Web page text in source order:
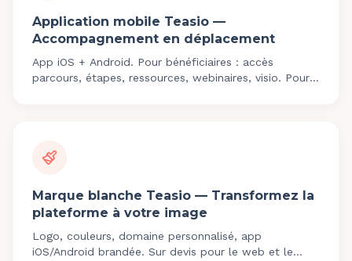
Application mobile Teasio —
Accompagnement en déplacement
App iOS + Android. Pour bénéficiaires : accès
parcours, étapes, ressources, webinaires, visio. Pour
Marque blanche Teasio — Transformez la
plateforme à votre image
Logo, couleurs, domaine personnalisé, app
iOS/Android brandée. Sur devis pour le web et le